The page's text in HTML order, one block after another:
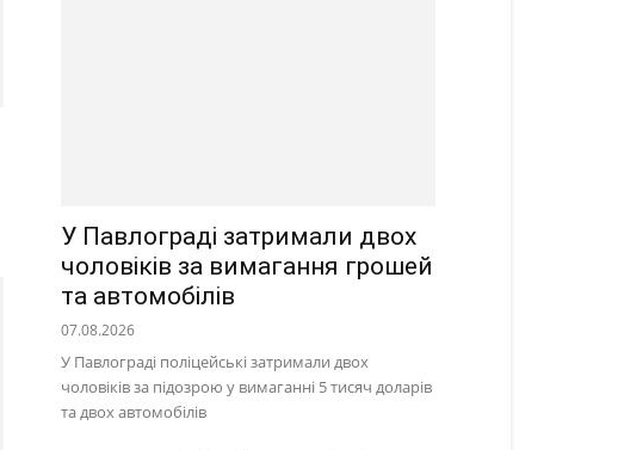
У Павлограді затримали двох
чоловіків за вимагання грошей
та автомобілів
07.08.2026
У Павлограді поліцейські затримали двох
чоловіків за підозрою у вимаганні 5 тисяч доларів
та двох автомобілів